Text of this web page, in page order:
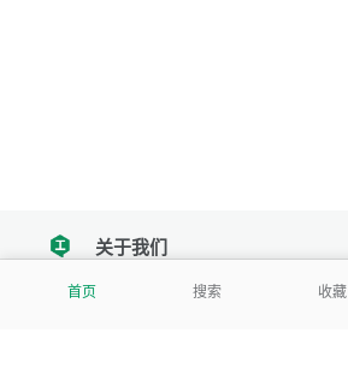
首页 搜索 收藏
tencent关于我们
我们努力把每一个工具做成批量处理的产品